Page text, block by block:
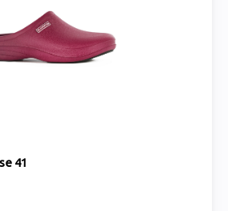
41